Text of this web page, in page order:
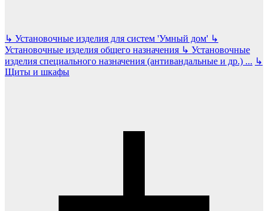
↳ Установочные изделия для систем 'Умный дом' ↳
Установочные изделия общего назначения ↳ Установочные
изделия специального назначения (антивандальные и др.) ... ↳
Щиты и шкафы